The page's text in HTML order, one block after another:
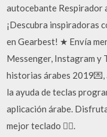
autocebante Respirador
¡Descubra inspiradoras
en Gearbest! ★ Envía
Messenger, Instagram y
historias árabes 2019💌,
la ayuda de teclas
aplicación árabe.
mejor teclado 👍🏻.